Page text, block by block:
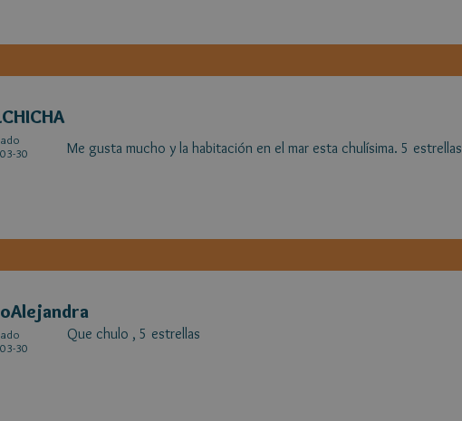
30
Me gusta mucho y la habitación en el mar esta chulísima. 5 estrellas
30
Que chulo , 5 estrellas